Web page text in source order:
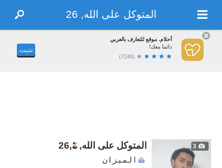
المتوكل على الله, 26
أحلام. موقع للتعارف بالعربي
دائما معك!
(7248)
تثبيت
3 المتوكل على الله, ,
26
الميزان